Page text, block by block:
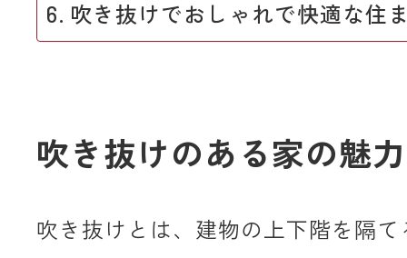
吹き抜けでおしゃれで快適な住
吹き抜けのある家の魅
吹き抜けとは、建物の上下階を隔